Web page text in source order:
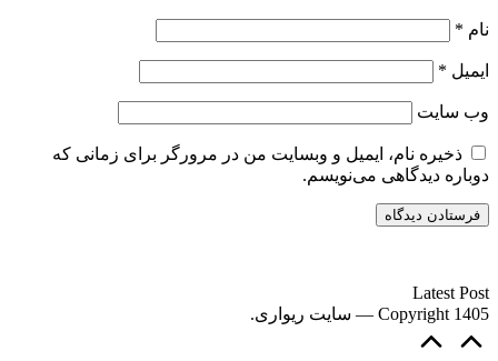
نام *
ایمیل *
وب‌ سایت
ذخیره نام، ایمیل و وبسایت من در مرورگر برای زمانی که
دوباره دیدگاهی می‌نویسم.
Latest Post
Copyright 1405 — سایت ریواری.